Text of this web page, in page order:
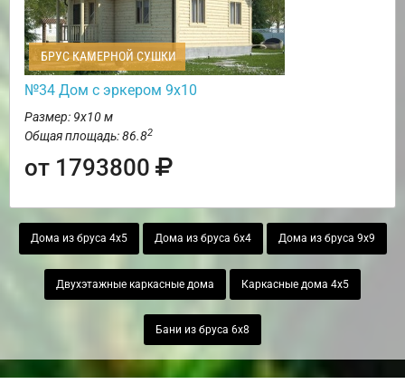
БРУС КАМЕРНОЙ СУШКИ
№34 Дом с эркером 9х10
Размер: 9х10 м
Общая площадь: 86.82
от 1793800
Дома из бруса 4х5 Дома из бруса 6х4 Дома из бруса 9х9
Двухэтажные каркасные дома Каркасные дома 4х5
Бани из бруса 6х8